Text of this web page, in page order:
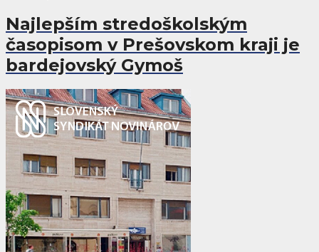
Najlepším stredoškolským
časopisom v Prešovskom kraji je
bardejovský Gymoš